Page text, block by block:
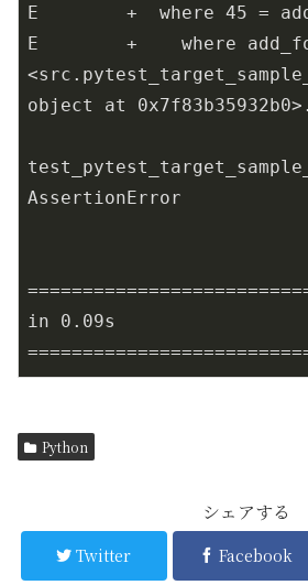
E        +  where 45 =
E        +    where
object at
AssertionError
in 0.09s
Python
シェアする
Twitter Facebook